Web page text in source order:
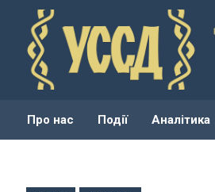
Про нас Події Аналітика